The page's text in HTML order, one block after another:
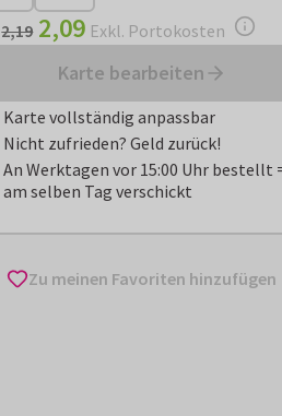
2,19 2,09 Exkl. Portokosten
Karte bearbeiten
Karte vollständig anpassbar
Nicht zufrieden? Geld zurück!
An Werktagen vor 15:00 Uhr bestellt
am selben Tag verschickt
Zu meinen Favoriten hinzufügen